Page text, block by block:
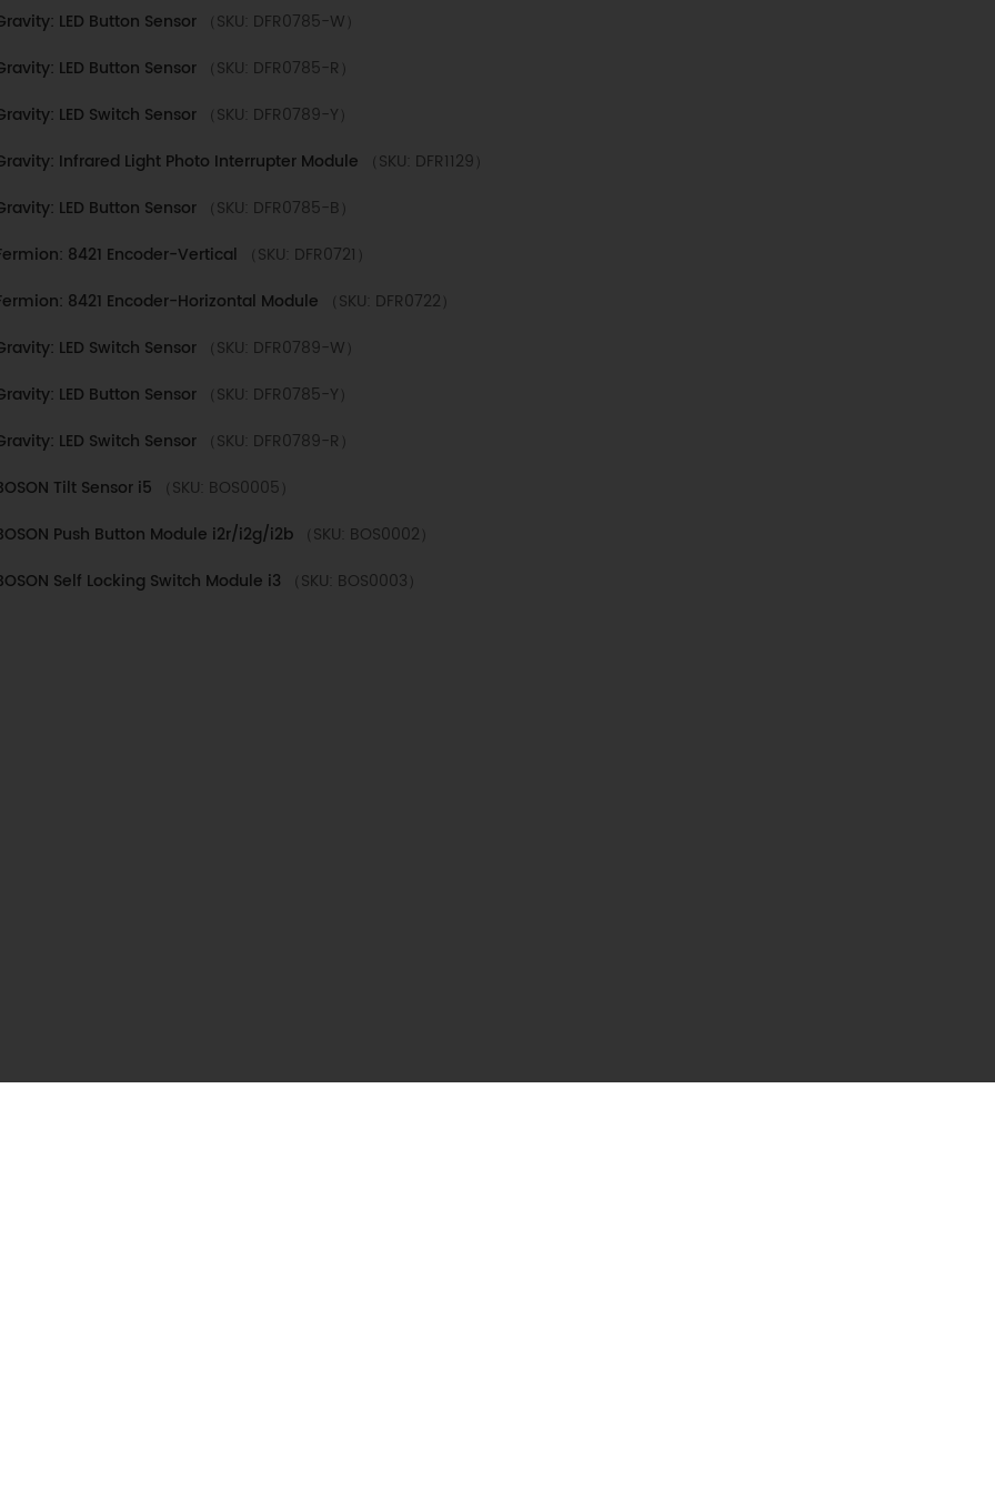
LED Button Sensor （SKU: DFR0785-W）
LED Button Sensor （SKU: DFR0785-R）
LED Switch Sensor （SKU: DFR0789-Y）
Infrared Light Photo Interrupter Module
（SKU: DFR1129）
LED Button Sensor （SKU: DFR0785-B）
8421 Encoder-Vertical
（SKU: DFR0721）
8421 Encoder-Horizontal Module
（SKU: DFR0722）
LED Switch Sensor （SKU: DFR0789-W）
LED Button Sensor （SKU: DFR0785-Y）
LED Switch Sensor （SKU: DFR0789-R）
Tilt Sensor i5
（SKU: BOS0005）
Push Button Module i2r/i2g/i2b （SKU: BOS0002）
Self Locking Switch Module i3
（SKU: BOS0003）